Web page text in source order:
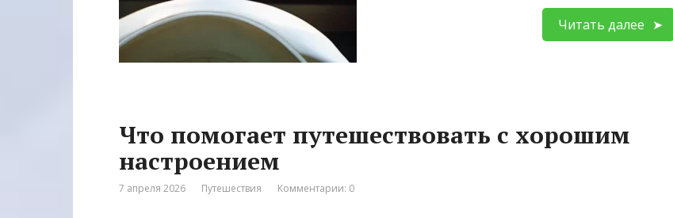
Читать далее
Что помогает путешествовать с хорошим
настроением
7 апреля 2026 Путешествия Комментарии: 0